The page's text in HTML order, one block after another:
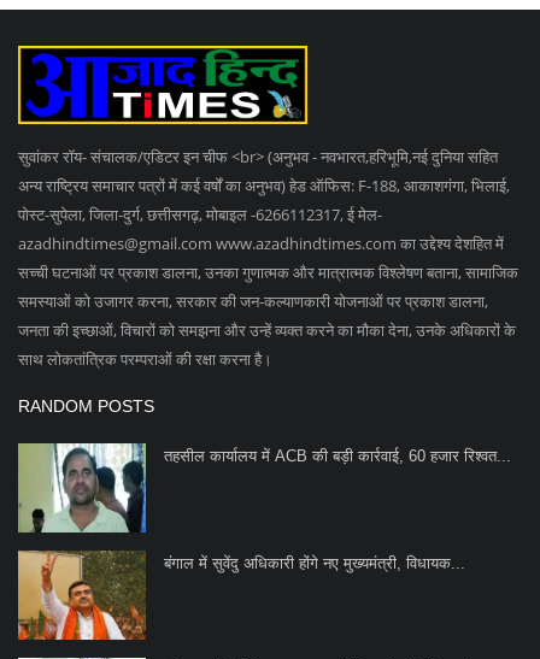
सुवांकर रॉय- संचालक/एडिटर इन चीफ <br> (अनुभव - नवभारत,हरिभूमि,नई दुनिया सहित
अन्य राष्ट्रिय समाचार पत्रों में कई वर्षों का अनुभव) हेड ऑफिस: F-188, आकाशगंगा, भिलाई,
पोस्ट-सुपेला, जिला-दुर्ग, छत्तीसगढ़, मोबाइल -6266112317, ई मेल-
azadhindtimes@gmail.com www.azadhindtimes.com का उद्देश्य देशहित में
सच्ची घटनाओं पर प्रकाश डालना, उनका गुणात्मक और मात्रात्मक विश्लेषण बताना, सामाजिक
समस्याओं को उजागर करना, सरकार की जन-कल्याणकारी योजनाओं पर प्रकाश डालना,
जनता की इच्छाओं, विचारों को समझना और उन्हें व्यक्त करने का मौका देना, उनके अधिकारों के
साथ लोकतांत्रिक परम्पराओं की रक्षा करना है।
RANDOM POSTS
तहसील कार्यालय में ACB की बड़ी कार्रवाई, 60 हजार रिश्वत...
बंगाल में सुवेंदु अधिकारी होंगे नए मुख्यमंत्री, विधायक...